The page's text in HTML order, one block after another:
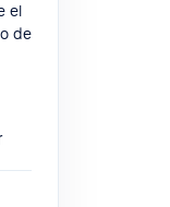
el
de